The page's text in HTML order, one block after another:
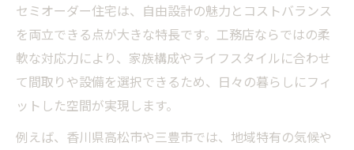
セミオーダー住宅は、自由設計の魅力とコストバランス
を両立できる点が大きな特長です。工務店ならではの柔
軟な対応力により、家族構成やライフスタイルに合わせ
て間取りや設備を選択できるため、日々の暮らしにフィ
ットした空間が実現します。
例えば、香川県高松市や三豊市では、地域特有の気候や